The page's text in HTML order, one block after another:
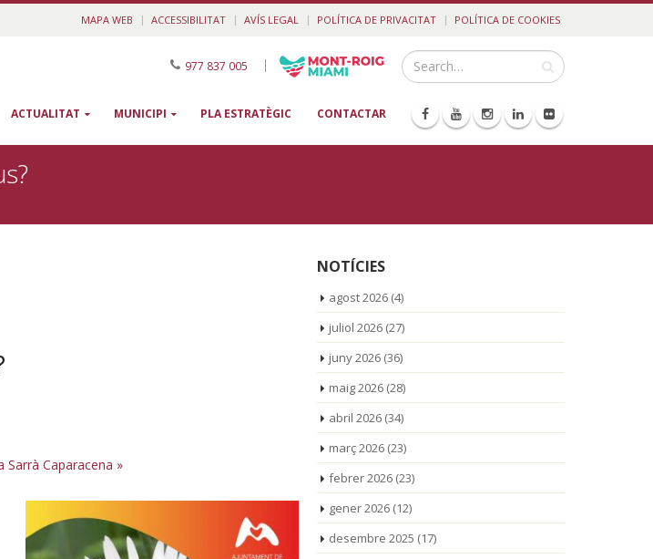
MAPA WEB ACCESSIBILITAT AVÍS LEGAL POLÍTICA DE PRIVACITAT POLÍTICA DE COOKIES
977 837 005 |
ACTUALITAT MUNICIPI PLA ESTRATÈGIC CONTACTAR
Sarrà Caparacena »
NOTÍCIES
agost 2026(4)
juliol 2026(27)
juny 2026(36)
maig 2026(28)
abril 2026(34)
març 2026(23)
febrer 2026(23)
gener 2026(12)
desembre 2025 (17)